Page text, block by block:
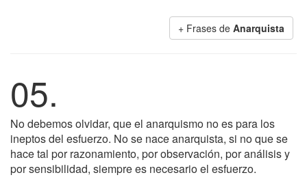
+ Frases de Anarquista
05.
No debemos olvidar, que el anarquismo no es para los
ineptos del esfuerzo. No se nace anarquista, si no que se
hace tal por razonamiento, por observación, por análisis y
por sensibilidad, siempre es necesario el esfuerzo.